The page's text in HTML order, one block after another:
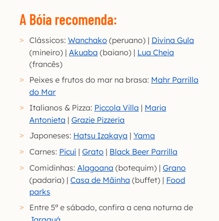
A Bóia recomenda:
Clássicos: Wanchako (peruano) | Divina Gula
(mineiro) | Akuaba (baiano) | Lua Cheia
(francês)
Peixes e frutos do mar na brasa: Mahr Parrilla
do Mar
Italianos & Pizza: Piccola Villa | Maria
Antonieta | Grazie Pizzeria
Japoneses: Hatsu Izakaya | Yama
Carnes: Picuí | Grato | Black Beer Parrilla
Comidinhas: Alagoana (botequim) | Grano
(padaria) | Casa de Mãinha (buffet) | Food
parks
Entre 5ª e sábado, confira a cena noturna de